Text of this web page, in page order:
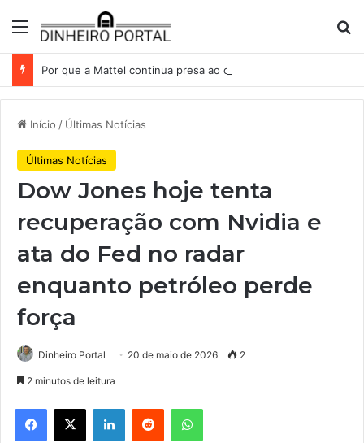
Menu
Início / Últimas Notícias
Últimas Notícias
Dow Jones hoje tenta
recuperação com Nvidia e
ata do Fed no radar
enquanto petróleo perde
força
Dinheiro Portal 20 de maio de 2026 2
2 minutos de leitura
Facebook
X LinkedinReddit WhatsApp